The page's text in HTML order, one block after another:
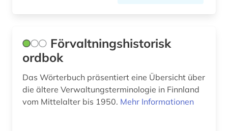
Förvaltningshistorisk
ordbok
Das Wörterbuch präsentiert eine Übersicht über
die ältere Verwaltungsterminologie in Finnland
vom Mittelalter bis 1950. Mehr Informationen